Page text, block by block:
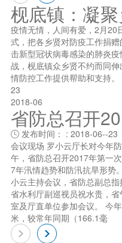
枧底镇：凝
疫情无情，人间有爱，2月20
式，把各乡贤对防疫工作捐
击新型冠状病毒感染的肺炎
战，枧底镇众乡贤不约而同
情防控工作提供帮助和支持。
23
2018-06
省防总召开
发布时间： : 2018-06--23
会议现场 罗小云厅长对今年
午，省防总召开2017年第一
7年汛情趋势和防汛抗旱形势
小云主持会议，省防总副总指
省水利厅副巡视员祝水贵，
室及厅直单位参加会议。 今
米，较常年同期（166.1毫